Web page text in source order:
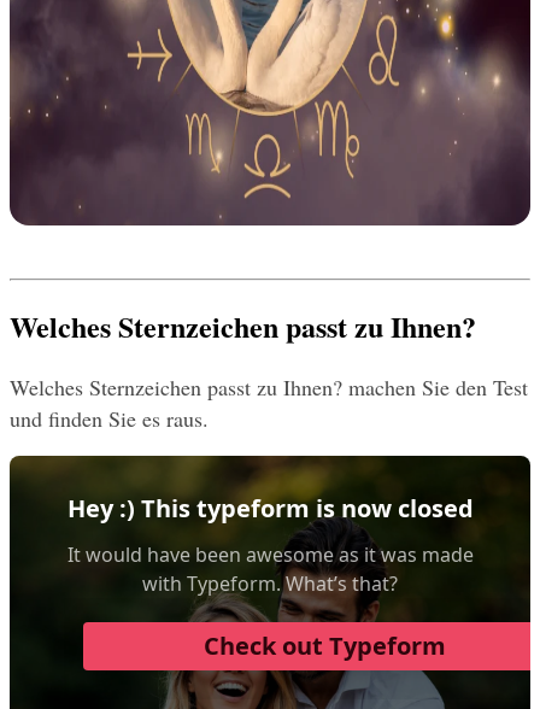
Welches Sternzeichen passt zu Ihnen?
Welches Sternzeichen passt zu Ihnen? machen Sie den Test
und finden Sie es raus.